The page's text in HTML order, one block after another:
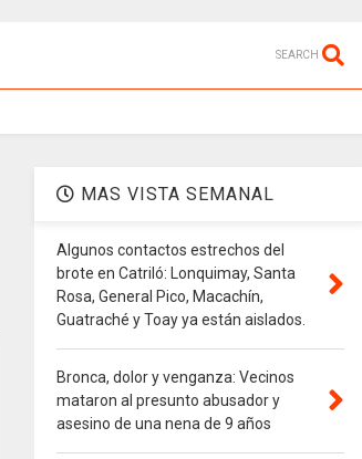
SEARCH
MAS VISTA SEMANAL
Algunos contactos estrechos del
brote en Catriló: Lonquimay, Santa
Rosa, General Pico, Macachín,
Guatraché y Toay ya están aislados.
Bronca, dolor y venganza: Vecinos
mataron al presunto abusador y
asesino de una nena de 9 años